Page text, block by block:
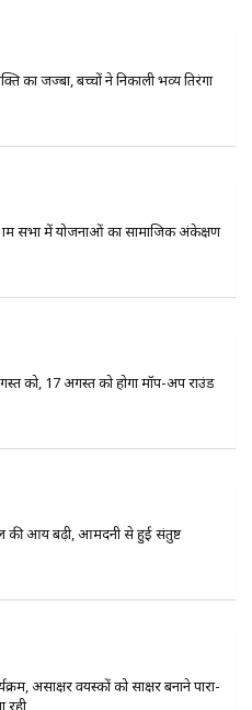
का जज्बा, बच्चों ने निकाली भव्य तिरंगा
ग्राम सभा में योजनाओं का सामाजिक अंकेक्षण
को, 17 अगस्त को होगा मॉप-अप राउंड
की आय बढ़ी, आमदनी से हुई संतुष्ट
असाक्षर वयस्कों को साक्षर बनाने पारा-
रही